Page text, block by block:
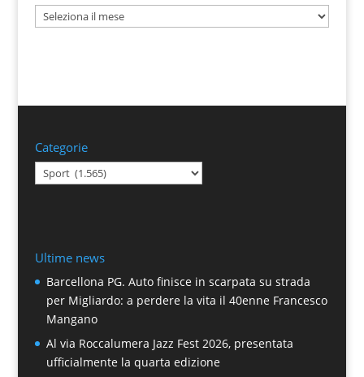
Archivi
Categorie
Categorie
Ultime news
Barcellona PG. Auto finisce in scarpata su strada
per Migliardo: a perdere la vita il 40enne Francesco
Mangano
Al via Roccalumera Jazz Fest 2026, presentata
ufficialmente la quarta edizione